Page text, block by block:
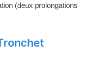
(deux prolongations